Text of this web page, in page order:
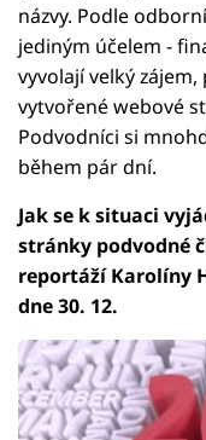
názvy. Podle
jediným účelem -
vyvolají velký
vytvořené webové
Podvodníci si
během pár dní.
Jak se k situaci
stránky podvodné
reportáží Karolíny
dne 30. 12.